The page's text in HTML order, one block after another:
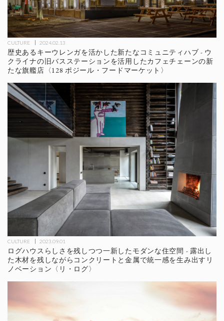
CULTURE 2024.02.13
歴史あるキーウレンガを活かした新たなコミュニティハブ - ウ
クライナの旧バスステーションを活用したカフェチェーンの新
たな旗艦店〈128 ポジール・フードマーケット〉
CULTURE 2023.09.01
ログハウスらしさを残しつつ一新したモダンな住空間 - 露出し
た木材を残しながらコンクリートと金属で統一感を生み出すリ
ノベーション〈リ・ログ〉